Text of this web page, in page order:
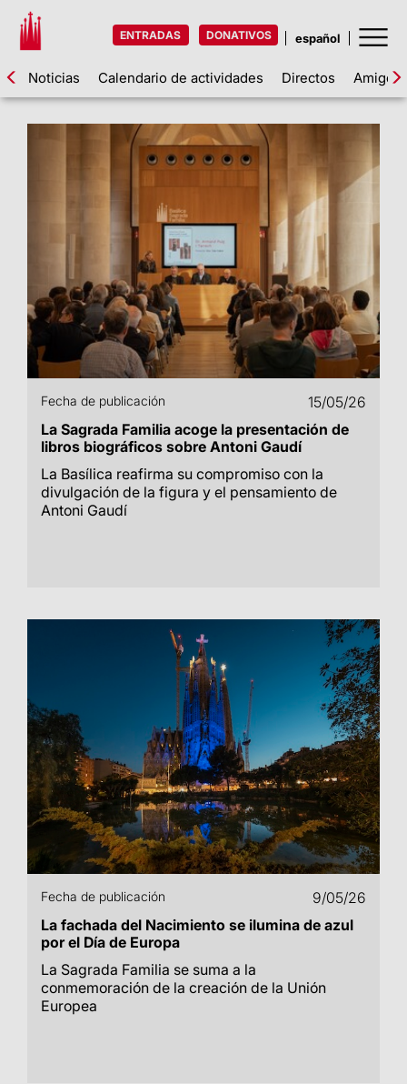
ENTRADAS DONATIVOS
Noticias Calendario de actividades Directos Amigos
Fecha de publicación
15/05/26
La Sagrada Familia acoge la presentación de
libros biográficos sobre Antoni Gaudí
La Basílica reafirma su compromiso con la
divulgación de la figura y el pensamiento de
Antoni Gaudí
Fecha de publicación
9/05/26
La fachada del Nacimiento se ilumina de azul
por el Día de Europa
La Sagrada Familia se suma a la
conmemoración de la creación de la Unión
Europea